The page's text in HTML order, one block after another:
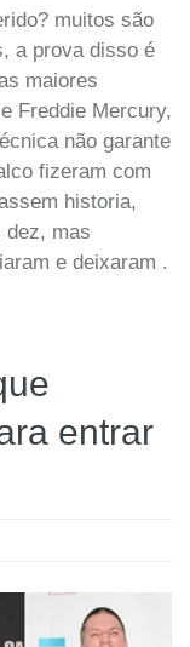
muitos são
a prova disso é
maiores
Freddie Mercury,
não garante
fizeram com
historia,
dez, mas
e deixaram .
entrar